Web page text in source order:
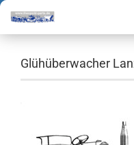
Glühüberwacher